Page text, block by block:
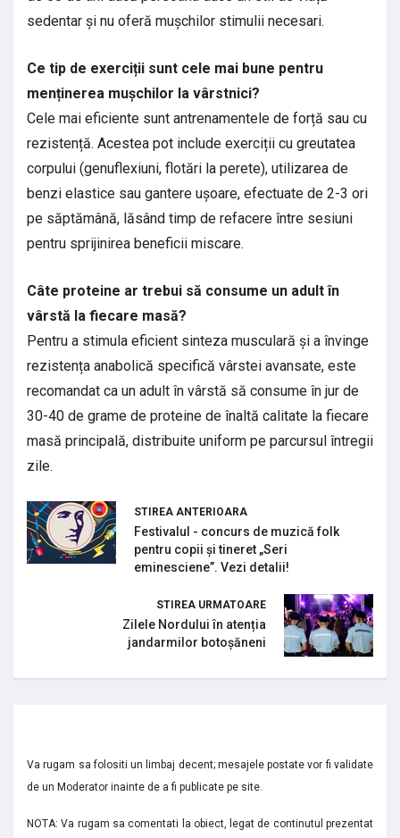
sedentar și nu oferă mușchilor stimulii necesari.
Ce tip de exerciții sunt cele mai bune pentru
menținerea mușchilor la vârstnici?
Cele mai eficiente sunt antrenamentele de forță sau cu
rezistență. Acestea pot include exerciții cu greutatea
corpului (genuflexiuni, flotări la perete), utilizarea de
benzi elastice sau gantere ușoare, efectuate de 2-3 ori
pe săptămână, lăsând timp de refacere între sesiuni
pentru sprijinirea beneficii miscare.
Câte proteine ar trebui să consume un adult în
vârstă la fiecare masă?
Pentru a stimula eficient sinteza musculară și a învinge
rezistența anabolică specifică vârstei avansate, este
recomandat ca un adult în vârstă să consume în jur de
30-40 de grame de proteine de înaltă calitate la fiecare
masă principală, distribuite uniform pe parcursul întregii
zile.
STIREA ANTERIOARA
Festivalul - concurs de muzică folk
pentru copii și tineret „Seri
eminesciene”. Vezi detalii!
STIREA URMATOARE
Zilele Nordului în atenția
jandarmilor botoșăneni
Va rugam sa folositi un limbaj decent; mesajele postate vor fi validate
de un Moderator inainte de a fi publicate pe site.
NOTA: Va rugam sa comentati la obiect, legat de continutul prezentat